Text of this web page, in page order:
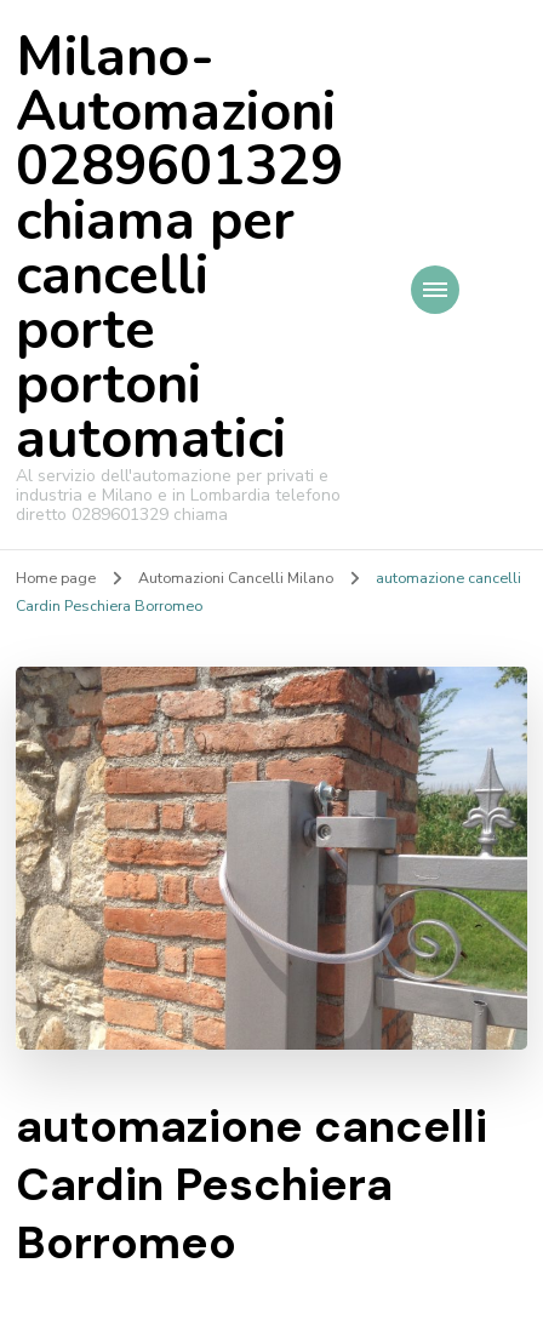
Milano-
Automazioni
0289601329
chiama per
cancelli
porte
portoni
automatici
Al servizio dell'automazione per privati e
industria e Milano e in Lombardia telefono
diretto 0289601329 chiama
Home page Automazioni Cancelli Milano
automazione cancelli
Cardin Peschiera Borromeo
automazione cancelli
Cardin Peschiera
Borromeo